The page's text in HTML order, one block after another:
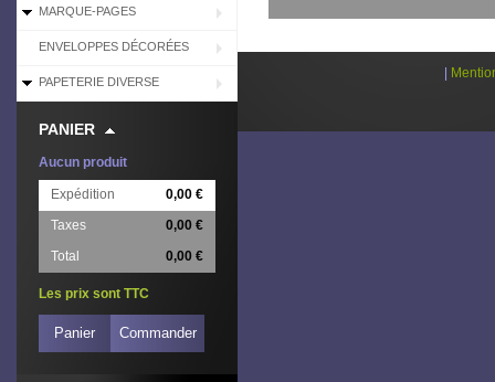
MARQUE-PAGES
ENVELOPPES DÉCORÉES
PAPETERIE DIVERSE
PANIER
Aucun produit
Expédition
0,00 €
Taxes
0,00 €
Total
0,00 €
Les prix sont TTC
Panier Commander